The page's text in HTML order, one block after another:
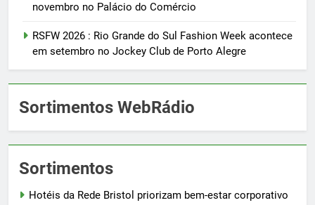
novembro no Palácio do Comércio
RSFW 2026 : Rio Grande do Sul Fashion Week acontece
em setembro no Jockey Club de Porto Alegre
Sortimentos WebRádio
Sortimentos
Hotéis da Rede Bristol priorizam bem-estar corporativo